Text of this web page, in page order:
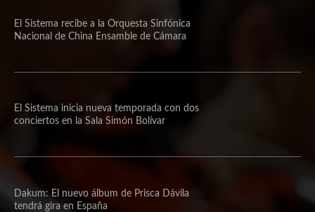
El Sistema recibe a la Orquesta Sinfónica
Nacional de China Ensamble de Cámara
El Sistema inicia nueva temporada con dos
conciertos en la Sala Simón Bolívar
Dakum: El nuevo álbum de Prisca Dávila
tendrá gira en España